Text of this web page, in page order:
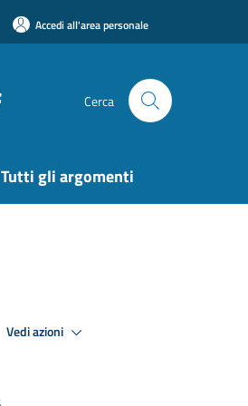
Accedi all'area personale
Cerca
Tutti gli argomenti
Vedi azioni